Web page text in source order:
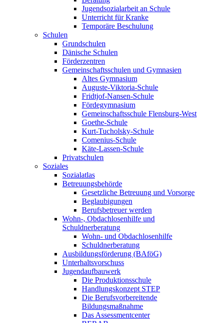
Jugendsozialarbeit an Schule
Unterricht für Kranke
Temporäre Beschulung
Schulen
Grundschulen
Dänische Schulen
Förderzentren
Gemeinschaftsschulen und Gymnasien
Altes Gymnasium
Auguste-Viktoria-Schule
Fridtjof-Nansen-Schule
Fördegymnasium
Gemeinschaftsschule Flensburg-West
Goethe-Schule
Kurt-Tucholsky-Schule
Comenius-Schule
Käte-Lassen-Schule
Privatschulen
Soziales
Sozialatlas
Betreuungsbehörde
Gesetzliche Betreuung und Vorsorge
Beglaubigungen
Berufsbetreuer werden
Wohn-, Obdachlosenhilfe und
Schuldnerberatung
Wohn- und Obdachlosenhilfe
Schuldnerberatung
Ausbildungsförderung (BAföG)
Unterhaltsvorschuss
Jugendaufbauwerk
Die Produktionsschule
Handlungskonzept STEP
Die Berufsvorbereitende
Bildungsmaßnahme
Das Assessmentcenter